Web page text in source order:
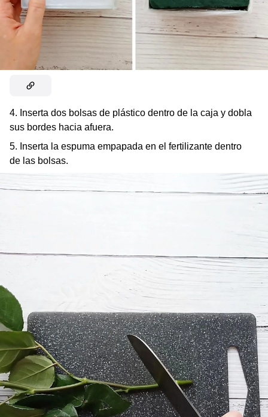
4. Inserta dos bolsas de plástico dentro de la caja y dobla
sus bordes hacia afuera.
5. Inserta la espuma empapada en el fertilizante dentro
de las bolsas.